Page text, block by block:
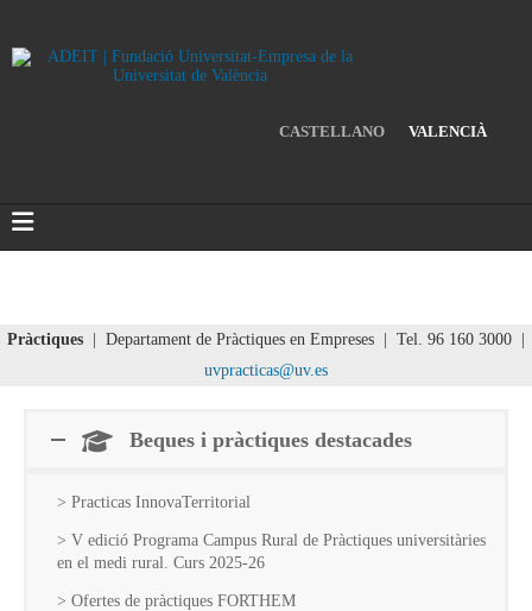
CASTELLANO VALENCIÀ
Pràctiques | Departament de Pràctiques en Empreses | Tel. 96 160 3000 |
uvpracticas@uv.es
Beques i pràctiques destacades
> Practicas InnovaTerritorial
> V edició Programa Campus Rural de Pràctiques universitàries
en el medi rural. Curs 2025-26
> Ofertes de pràctiques FORTHEM